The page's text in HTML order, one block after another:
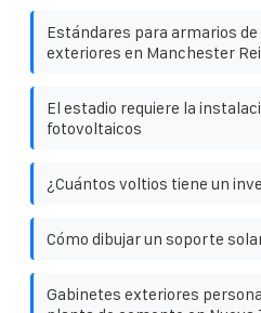
Estándares para armarios
exteriores en Manchester
El estadio requiere la
fotovoltaicos
¿Cuántos voltios tiene un
Cómo dibujar un soporte
Gabinetes exteriores